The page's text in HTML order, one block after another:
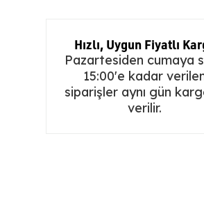
Hızlı, Uygun Fiyatlı
Pazartesiden cumaya
15:00'e kadar
siparişler aynı gün
verilir.